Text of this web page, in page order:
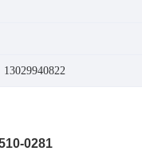
13029940822
0281